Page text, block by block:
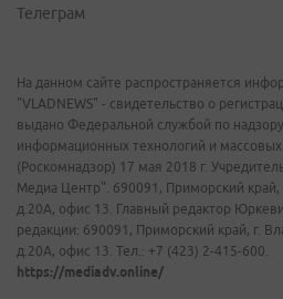
Телеграм
На данном сайте распространяется
"VLADNEWS" - свидетельство о
выдано Федеральной службой по
информационных технологий и
(Роскомнадзор) 17 мая 2018 г.
Медиа Центр". 690091, Приморский край,
д.20А, офис 13. Главный редактор
редакции: 690091, Приморский край, г.
д.20А, офис 13. Тел.: +7 (423) 2-415-600.
https://mediadv.online/